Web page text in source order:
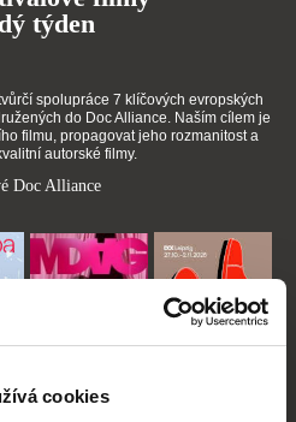
cookies
týden
spolupráce 7 klíčových evropských
do Doc Alliance. Naším cílem je
filmu, propagovat jeho rozmanitost a
autorské filmy.
Doc Alliance